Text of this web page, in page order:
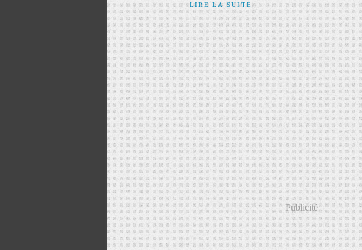
LIRE LA SUITE
Publicité